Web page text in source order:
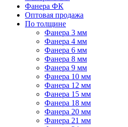
Фанера ФК
Оптовая продажа
По толщине
Фанера 3 мм
Фанера 4 мм
Фанера 6 мм
Фанера 8 мм
Фанера 9 мм
Фанера 10 мм
Фанера 12 мм
Фанера 15 мм
Фанера 18 мм
Фанера 20 мм
Фанера 21 мм